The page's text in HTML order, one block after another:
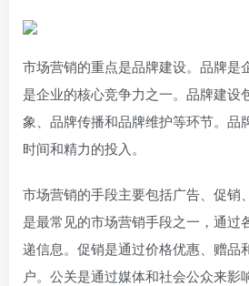
市场营销的重点是品牌建设。品牌是
是企业的核心竞争力之一。品牌建设
象、品牌传播和品牌维护等环节。品
时间和精力的投入。
市场营销的手段主要包括广告、促销
是最常见的市场营销手段之一，通过
递信息。促销是通过价格优惠、赠品
户。公关是通过媒体和社会公众来影